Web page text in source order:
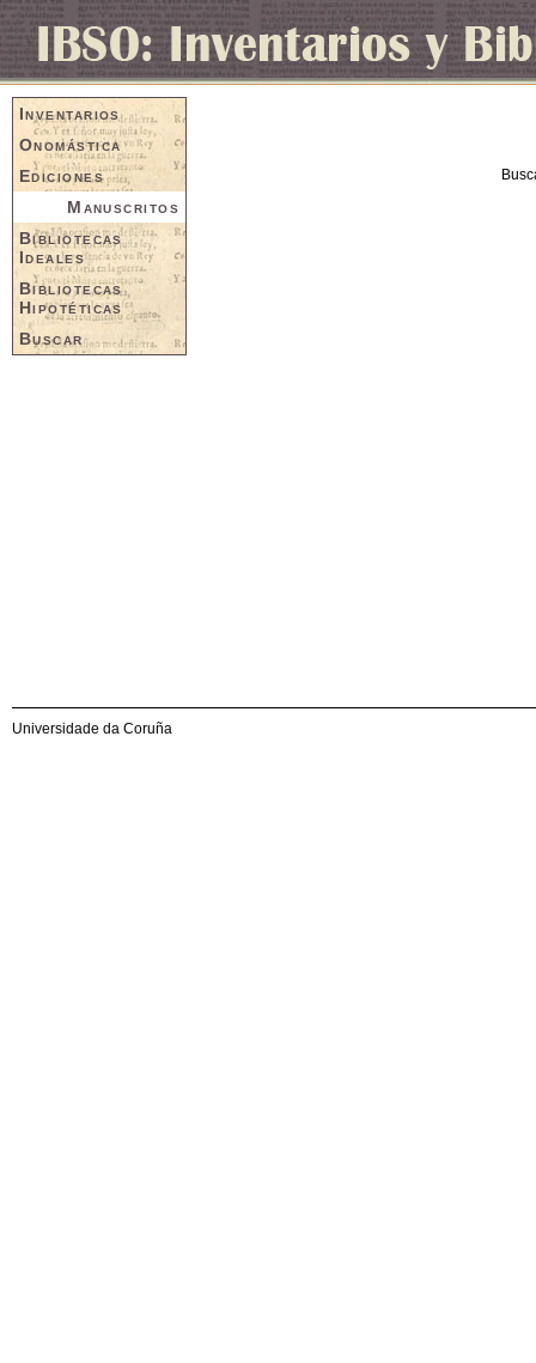
Inventarios
Onomástica
Ediciones
Manuscritos
Bibliotecas
Ideales
Bibliotecas
Hipotéticas
Buscar
Universidade da Coruña